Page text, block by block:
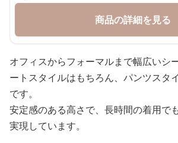
商品の詳細を見る
オフィスからフォーマルまで幅広いシ
ートスタイルはもちろん、パンツスタ
です。
安定感のある高さで、長時間の着用で
実現しています。